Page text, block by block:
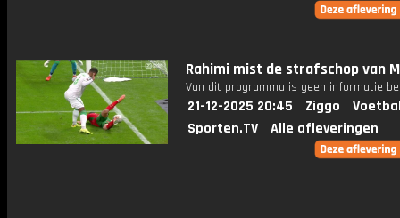
Rahimi mist de strafschop van
Van dit programma is geen informatie
21-12-2025 20:45 Ziggo
Sporten.TV
Alle afleveringen